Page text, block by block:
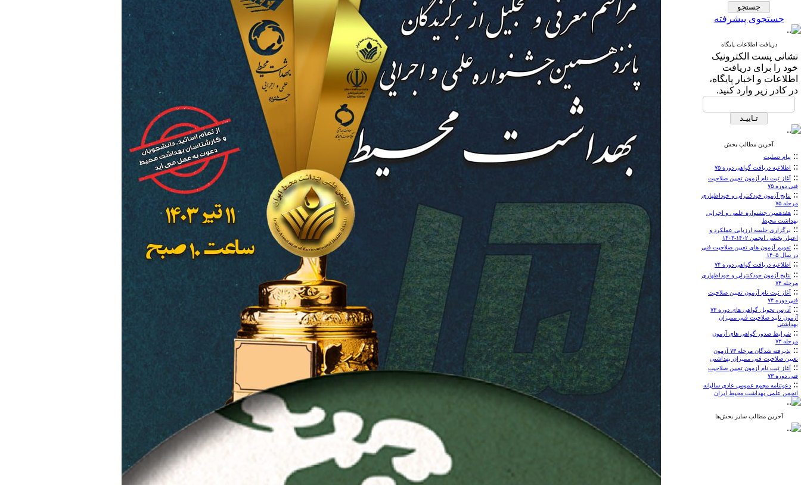
جستجوی پیشرفته
دریافت اطلاعات پایگاه
نشانی پست الکترونیک
خود را برای دریافت
اطلاعات و اخبار پایگاه،
در کادر زیر وارد کنید.
آخرین مطالب بخش
:: پیام تسلیت
:: اطلاعیه دریافت گواهی دوره ۷۵
:: آغاز ثبت نام آزمون تعیین صلاحیت
فنی دوره ۷۵
:: نتایج آزمون خودکنترلی و خوداظهاری
مرحله ۷۵
:: هفدهمین جشنواره علمی و اجرایی
بهداشت محیط
:: برگزاری جلسه ارزیابی عملکرد و
اعتبار بخشی انجمن ۱۴۰۲-۱۴۰۳
:: تقویم آزمون های تعیین صلاحیت فنی
در سال ۱۴۰۵
:: اطلاعیه دریافت گواهی دوره ۷۴
:: نتایج آزمون خودکنترلی و خوداظهاری
مرحله ۷۴
:: آغاز ثبت نام آزمون تعیین صلاحیت
فنی دوره ۷۴
::
آدرس تحویل گواهی های دوره ۷۳
آزمون تایید صلاحیت فنی ممیزان
بهداشتی
:: شرایط صدور گواهی های آزمون
مرحله ۷۳
::
پذیرفته شدگان مرحله ۷۳ آزمون
تعیین صلاحیت فنی ممیزان بهداشتی
:: آغاز ثبت نام آزمون تعیین صلاحیت
فنی دوره ۷۳
:: دعوتنامه مجمع عمومی عادی سالیانه
انجمن علمی بهداشت محیط ایران
آخرین مطالب سایر بخش‌ها